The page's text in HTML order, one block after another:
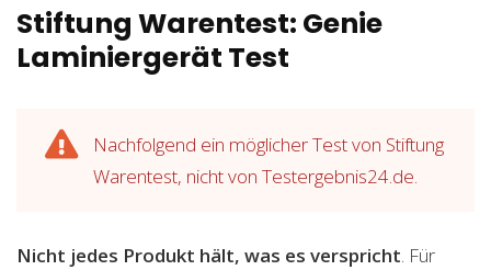
Stiftung Warentest: Genie
Laminiergerät Test
Nachfolgend ein möglicher Test von Stiftung
Warentest, nicht von Testergebnis24.de.
Nicht jedes Produkt hält, was es verspricht. Für